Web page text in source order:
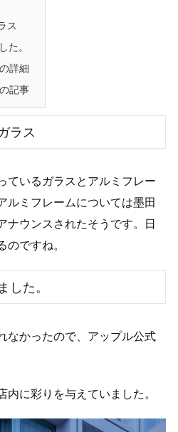
ス
た。
詳細
記事
ラス
ているガラスとアルミフレー
ルミフレームについては墨田
ナウンスされたそうです。日
ですね。
した。
なかったので、アップル公式
に彩りを与えていました。